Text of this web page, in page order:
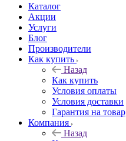
Каталог
Акции
Услуги
Блог
Производители
Как купить
Назад
Как купить
Условия оплаты
Условия доставки
Гарантия на товар
Компания
Назад